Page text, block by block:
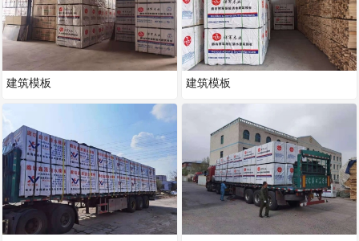
建筑模板 建筑模板